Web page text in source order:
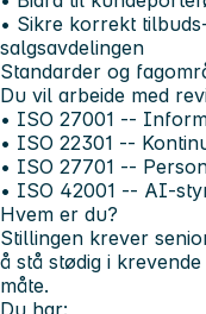
• Sikre korrekt
salgsavdelingen
Standarder og
Du vil arbeide med
• ISO 27001 --
• ISO 22301 --
• ISO 27701 --
• ISO 42001 -- AI-
Hvem er du?
Stillingen krever
å stå stødig i
måte.